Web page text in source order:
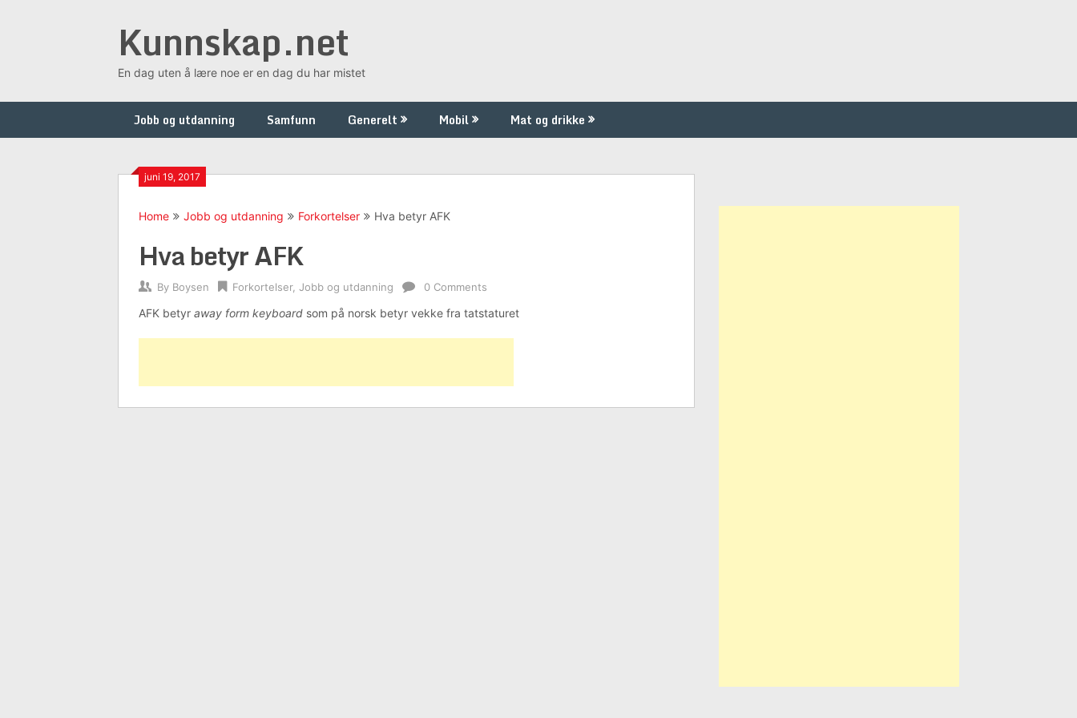
Kunnskap.net
En dag uten å lære noe er en dag du har mistet
Jobb og utdanning Samfunn Generelt Mobil Mat og drikke
juni 19, 2017
Home Jobb og utdanning Forkortelser Hva betyr AFK
Hva betyr AFK
By Boysen Forkortelser, Jobb og utdanning 0 Comments
AFK betyr away form keyboard som på norsk betyr vekke fra tatstaturet